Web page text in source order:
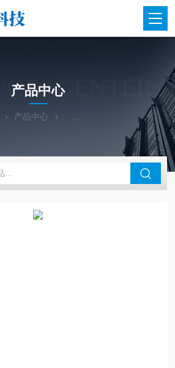
CENTER
产品中心
产品中心 二手仪器-光谱-色谱-质谱